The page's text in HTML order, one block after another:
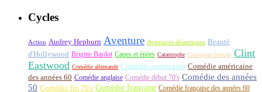
Cycles
Action Audrey Hepburn Aventure Aventures désertiques Beauté
d'Hollywood Brigitte Bardot Capes et épées Catastrophe Classiques français Clint
Eastwood Comédie allemande Comédie américaine Comédie américaine
des années 60 Comédie anglaise Comédie début 70's Comédie des années
50 Comédie fin 70's Comédie française Comédie française des années 60